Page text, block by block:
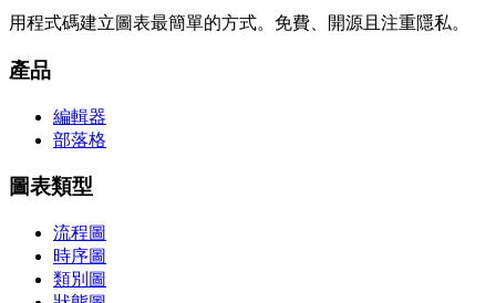
用程式碼建立圖表最簡單的方式。免費、開源且注重隱私。
產品
編輯器
部落格
圖表類型
流程圖
時序圖
類別圖